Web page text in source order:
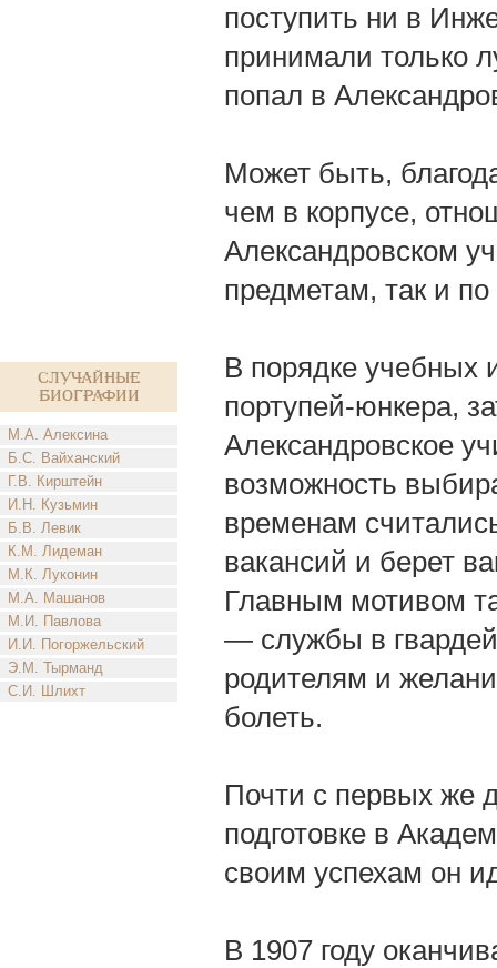
Случайные
биографии
М.А. Алексина
Б.С. Вайханский
Г.В. Кирштейн
И.Н. Кузьмин
Б.В. Левик
К.М. Лидеман
М.К. Луконин
М.А. Машанов
М.И. Павлова
И.И. Погоржельский
Э.М. Тырманд
С.И. Шлихт
поступить ни в
принимали только
попал в
Может быть,
чем в корпусе,
Александровском
предметам, так и
В порядке учебных
портупей-юнкера,
Александровское
возможность
временам
вакансий и берет
Главным мотивом
— службы в
родителям и
болеть.
Почти с первых же
подготовке в
своим успехам он
В 1907 году